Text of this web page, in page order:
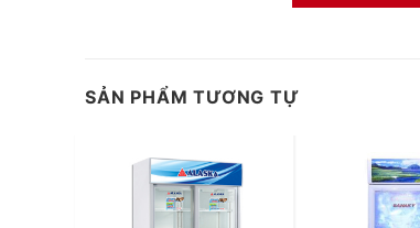
SẢN PHẨM TƯƠNG TỰ